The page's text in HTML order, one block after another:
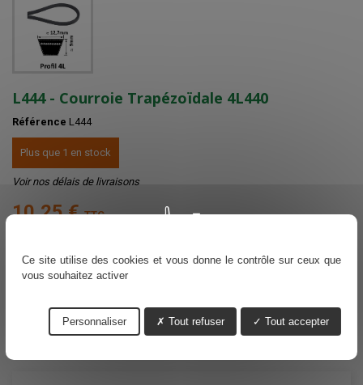
L444 - Courroie Trapézoïdale 4L440
Référence L444
Plus que 1 en stock
Voir nos délais de livraisons
10,25 €TTC
Quantité  Ajouter au panier
Ce site utilise des cookies et vous donne le contrôle sur ceux que
vous souhaitez activer
Tout accepter
Tout refuser
Personnaliser